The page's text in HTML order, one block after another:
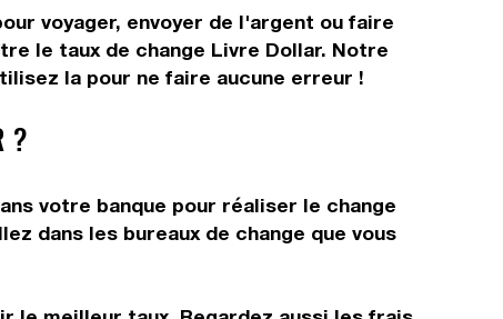
voyager, envoyer de l'argent ou faire
le taux de change Livre Dollar. Notre
la pour ne faire aucune erreur !
?
votre banque pour réaliser le change
dans les bureaux de change que vous